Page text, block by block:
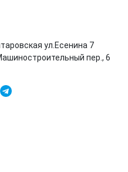
ул.Есенина 7
пер., 6